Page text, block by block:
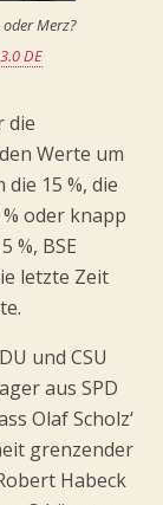
Merz?
DE
die
Werte um
die 15 %, die
oder knapp
%, BSE
letzte Zeit
und CSU
aus SPD
Olaf Scholz‘
grenzender
Habeck